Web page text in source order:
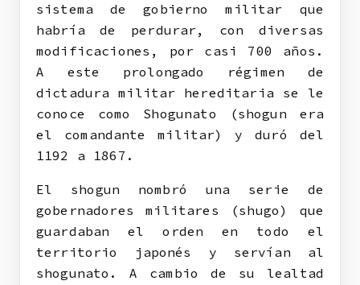
sistema de gobierno militar que
habría de perdurar, con diversas
modificaciones, por casi 700 años.
A este prolongado régimen de
dictadura militar hereditaria se le
conoce como Shogunato (shogun era
el comandante militar) y duró del
1192 a 1867.
El shogun nombró una serie de
gobernadores militares (shugo) que
guardaban el orden en todo el
territorio japonés y servían al
shogunato. A cambio de su lealtad